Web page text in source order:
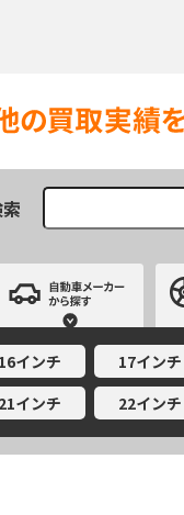
イズから探す 自動
16インチ 17インチ
21インチ 22インチ